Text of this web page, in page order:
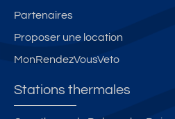
Partenaires
Proposer une location
MonRendezVousVeto
Stations thermales